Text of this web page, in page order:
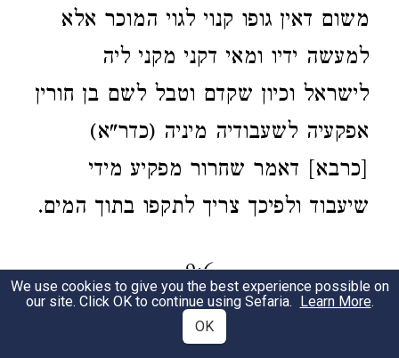
משום דאין גופו קנוי לגוי המוכר אלא
למעשה ידיו ומאי דקני מקני ליה
לישראל וכיון שקדם וטבל לשם בן חורין
אפקעיה לשעבודיה מיניה (כדר"א)
[כרבא] דאמר שחרור מפקיע מידי
שיעבוד ולפיכך צריך לתקפו בתוך המים.
9:6
האשה קונה שפחות וכו'.
We use cookies to give you the best experience possible on
our site. Click OK to continue using Sefaria. Learn More.
OK